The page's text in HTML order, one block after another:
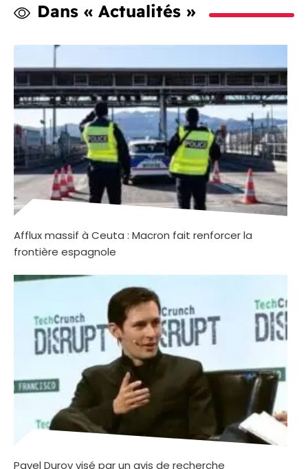
Dans « Actualités »
Afflux massif à Ceuta : Macron fait renforcer la
frontière espagnole
Pavel Durov visé par un avis de recherche